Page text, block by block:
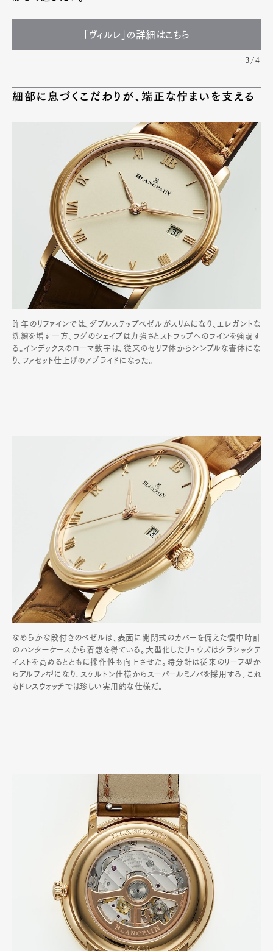
「ヴィルレ」の詳細はこちら
3/4
細部に息づくこだわりが、端正な佇まいを支える
昨年のリファインでは、ダブルステップベゼルがスリムになり、エレガントな
洗練を増す一方、ラグのシェイプは力強さとストラップへのラインを強調す
る。インデックスのローマ数字は、従来のセリフ体からシンプルな書体にな
り、ファセット仕上げのアプライドになった。
なめらかな段付きのベゼルは、表面に開閉式のカバーを備えた懐中時計
のハンターケースから着想を得ている。大型化したリュウズはクラシックテ
イストを高めるとともに操作性も向上させた。時分針は従来のリーフ型か
らアルファ型になり､スケルトン仕様からスーパールミノバを採用する｡これ
もドレスウォッチでは珍しい実用的な仕様だ｡